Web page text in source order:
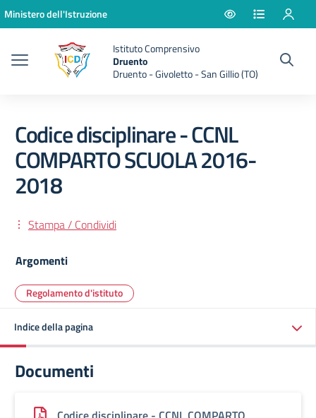
Vai ai contenuti
Vai al menu di navigazione
Vai al footer
Ministero dell'Istruzione
Istituto Comprensivo
Druento
Druento - Givoletto - San Gillio (TO)
Codice disciplinare - CCNL
COMPARTO SCUOLA 2016-
2018
Stampa / Condividi
Argomenti
Regolamento d'istituto
Indice della pagina
Documenti